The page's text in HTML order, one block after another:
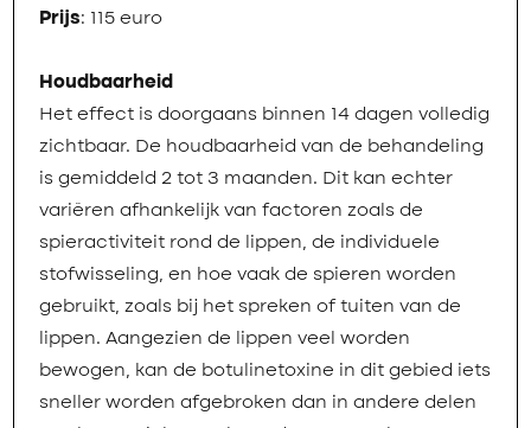
Prijs: 115 euro
Houdbaarheid
Het effect is doorgaans binnen 14 dagen volledig
zichtbaar. De houdbaarheid van de behandeling
is gemiddeld 2 tot 3 maanden. Dit kan echter
variëren afhankelijk van factoren zoals de
spieractiviteit rond de lippen, de individuele
stofwisseling, en hoe vaak de spieren worden
gebruikt, zoals bij het spreken of tuiten van de
lippen. Aangezien de lippen veel worden
bewogen, kan de botulinetoxine in dit gebied iets
sneller worden afgebroken dan in andere delen